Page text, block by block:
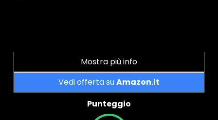
Mostra più info
Vedi offerta suAmazon.it
Punteggio